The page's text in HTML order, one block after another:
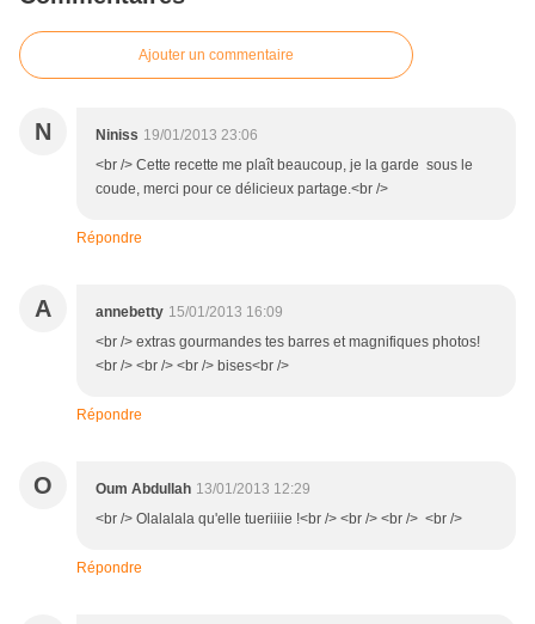
Ajouter un commentaire
N Niniss 19/01/2013 23:06
<br /> Cette recette me plaît beaucoup, je la garde sous le
coude, merci pour ce délicieux partage.<br />
Répondre
A annebetty 15/01/2013 16:09
<br /> extras gourmandes tes barres et magnifiques photos!
<br /> <br /> <br /> bises<br />
Répondre
O Oum Abdullah 13/01/2013 12:29
<br /> Olalalala qu'elle tueriiiie !<br /> <br /> <br /> <br />
Répondre